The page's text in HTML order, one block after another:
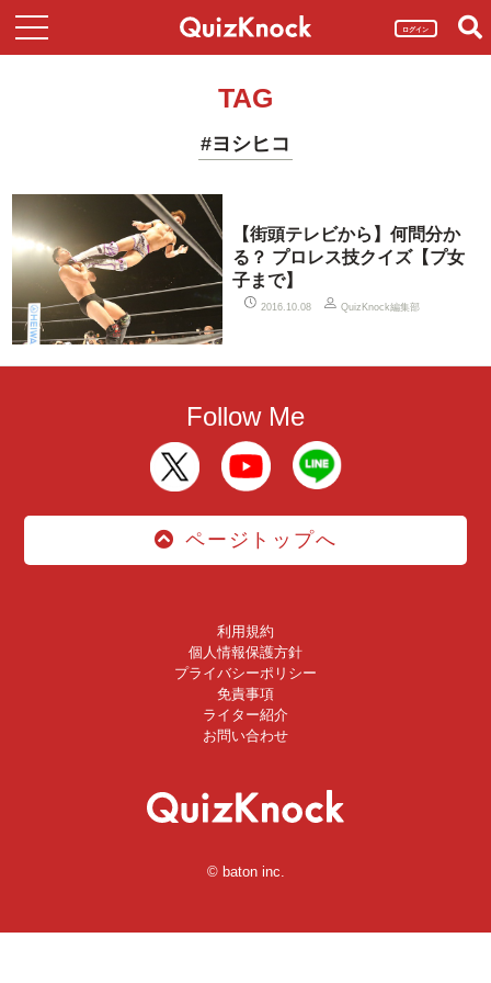
ログイン
TAG
#ヨシヒコ
【街頭テレビから】何問分か
る？ プロレス技クイズ【プ女
子まで】
2016.10.08 QuizKnock編集部
Follow Me
ページトップへ
利用規約
個人情報保護方針
プライバシーポリシー
免責事項
ライター紹介
お問い合わせ
© baton inc.